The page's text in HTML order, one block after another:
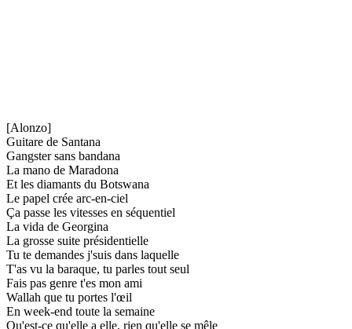
[Alonzo]
Guitare de Santana
Gangster sans bandana
La mano de Maradona
Et les diamants du Botswana
Le papel crée arc-en-ciel
Ça passe les vitesses en séquentiel
La vida de Georgina
La grosse suite présidentielle
Tu te demandes j'suis dans laquelle
T'as vu la baraque, tu parles tout seul
Fais pas genre t'es mon ami
Wallah que tu portes l'œil
En week-end toute la semaine
Qu'est-ce qu'elle a elle, rien qu'elle se mêle